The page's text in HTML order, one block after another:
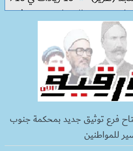
وزيرة الإسكان تسرّع توفيق أوضاع
فرع توثيق جديد بمحكمة جنوب
للمواطنين